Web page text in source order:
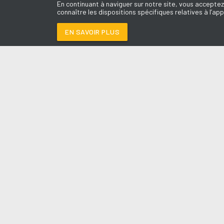
En continuant à naviguer sur notre site, vous
connaître les dispositions spécifiques relatives à
EN SAVOIR PLUS